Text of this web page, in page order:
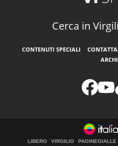
Cerca in
CONTENUTI SPECIALI
LIBERO VIRGILIO PAGINEGIALLE